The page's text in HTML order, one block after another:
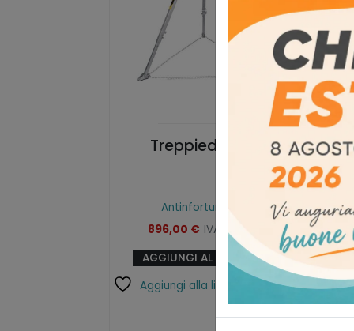
Treppiede EVO
Antinfortunistica
896,00 € IVA esclusa
AGGIUNGI AL CARRELLO
Aggiungi alla lista dei desideri